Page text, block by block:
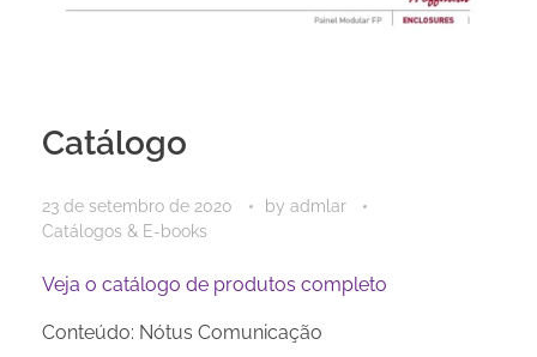
Catálogo
23 de setembro de 2020 by admlar
Catálogos & E-books
Veja o catálogo de produtos completo
Conteúdo: Nótus Comunicação